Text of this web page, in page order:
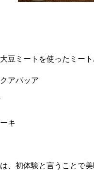
豆ミートを使ったミー
アパッア
キ
、初体験と言うことで